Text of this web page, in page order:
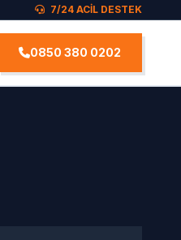
7/24 ACİL DESTEK
0850 380 0202